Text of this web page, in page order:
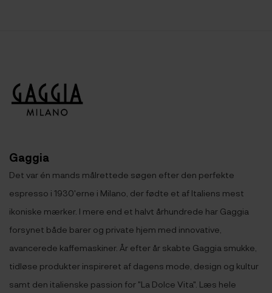
Gaggia
Det var én mands målrettede søgen efter den perfekte
espresso i 1930'erne i Milano, der fødte et af Italiens mest
ikoniske mærker. I mere end et halvt århundrede har Gaggia
forsynet både barer og private hjem med innovative,
avancerede kaffemaskiner. År efter år skabte Gaggia smukke,
tidløse produkter inspireret af dagens mode, design og kultur
samt den italienske passion for "La Dolce Vita". Læs hele